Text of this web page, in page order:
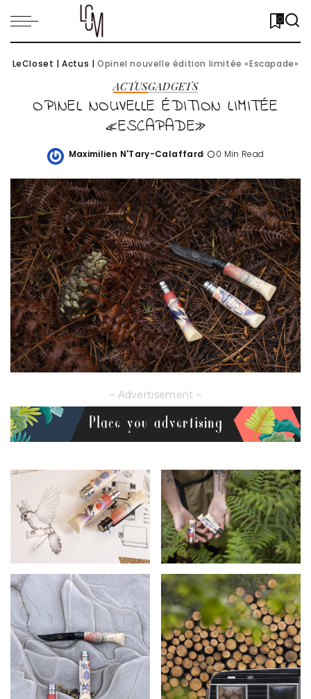
0
LeCloset |Actus |Opinel nouvelle édition limitée «Escapade»
ACTUSGADGETS
OPINEL NOUVELLE ÉDITION LIMITÉE
«ESCAPADE»
Posted
Maximilien N'Tary-Calaffard 0 Min Read
– Advertisement –